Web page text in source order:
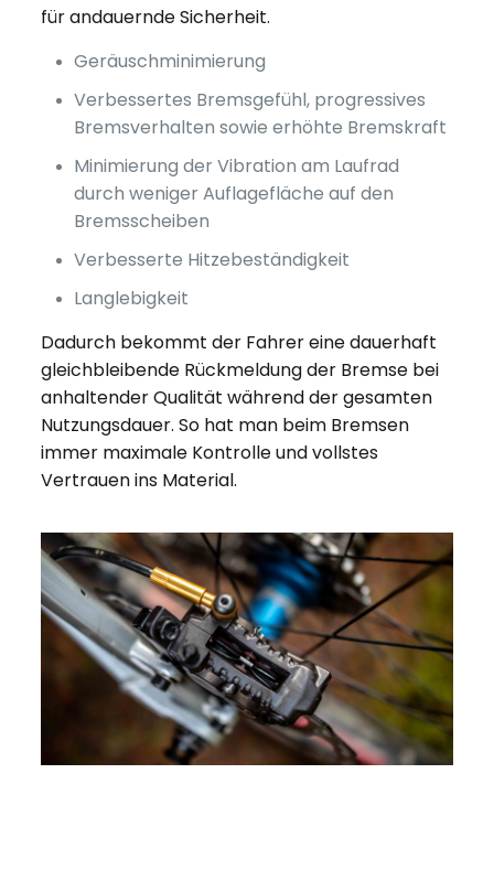
für andauernde Sicherheit.
Geräuschminimierung
Verbessertes Bremsgefühl, progressives
Bremsverhalten sowie erhöhte Bremskraft
Minimierung der Vibration am Laufrad
durch weniger Auflagefläche auf den
Bremsscheiben
Verbesserte Hitzebeständigkeit
Langlebigkeit
Dadurch bekommt der Fahrer eine dauerhaft
gleichbleibende Rückmeldung der Bremse bei
anhaltender Qualität während der gesamten
Nutzungsdauer. So hat man beim Bremsen
immer maximale Kontrolle und vollstes
Vertrauen ins Material.